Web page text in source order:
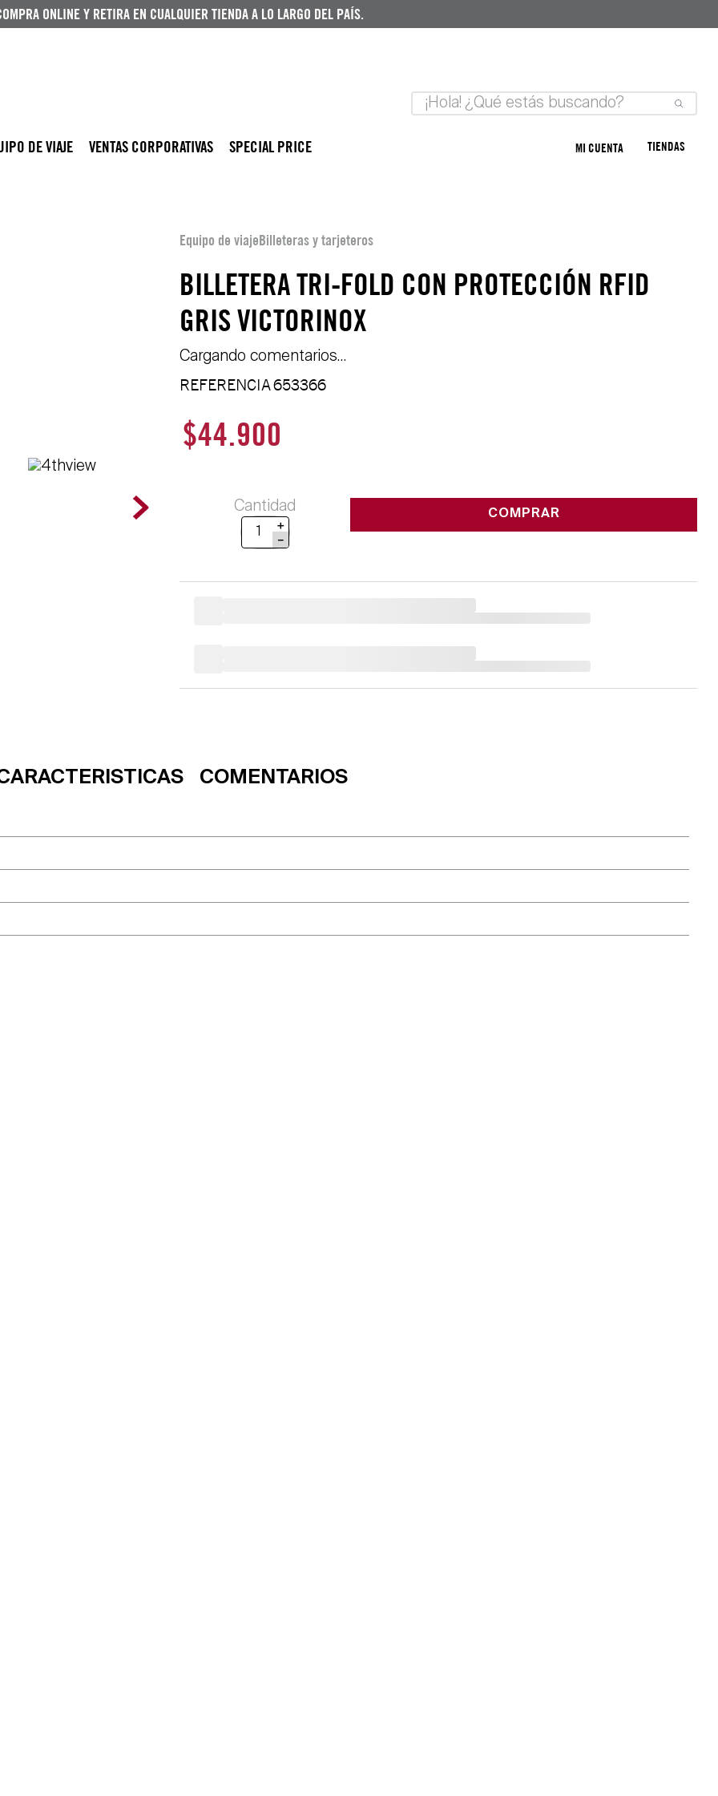
ONLINE Y RETIRA EN CUALQUIER TIENDA A LO LARGO DEL PAÍS.
DE VIAJE VENTAS CORPORATIVAS SPECIAL PRICE MI CUENTA TIENDAS
Equipo de viajeBilleteras y tarjeteros
BILLETERA TRI-FOLD CON PROTECCIÓN RFID
GRIS VICTORINOX
Cargando comentarios…
REFERENCIA653366
$44.900
Cantidad
＋
－
COMPRAR
COMENTARIOS
ranuras para seis tarjetas y una ventana transparente para el documento de identidad, Pasador magnético: cierra tu